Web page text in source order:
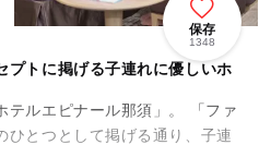
保存
1348
プトに掲げる子連れに優しいホ
テルエピナール那須」。 「ファ
ひとつとして掲げる通り、子連